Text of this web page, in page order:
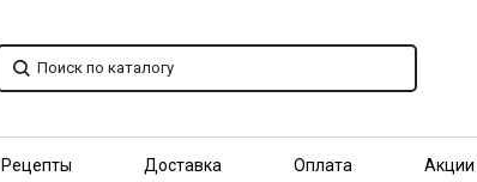
Рецепты Доставка Оплата Акции